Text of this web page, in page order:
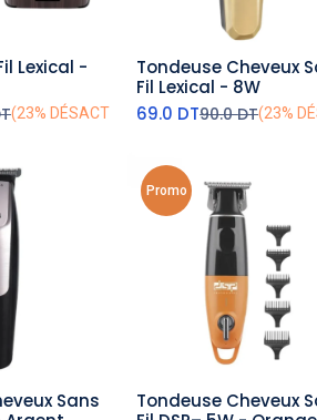
panier
Lexical -
(23% DÉSACTIVÉ)
ajouter au
Tondeuse Cheveux
Fil Lexical - 8W
69.0 DT90.0DT(23%
panier
Sans
Promo
ajouter au
Tondeuse Cheveux